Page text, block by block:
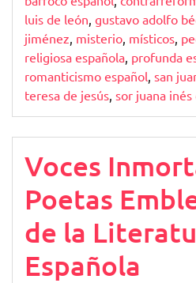
luis de león gustavo adolfo
jiménez misterio místicos
religiosa española profunda
romanticismo español san
teresa de jesús sor juana inés
Voces
Poetas
de la
Española